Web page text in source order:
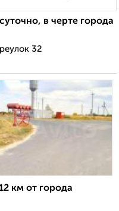
в черте города
32
км от города